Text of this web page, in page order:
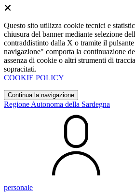
Questo sito utilizza cookie tecnici e
chiusura del banner mediante selezione
contraddistinto dalla X o tramite il
navigazione" comporta la continuazione
assenza di cookie o altri strumenti di
sopracitati.
COOKIE POLICY
Continua la navigazione
Regione Autonoma della Sardegna
personale